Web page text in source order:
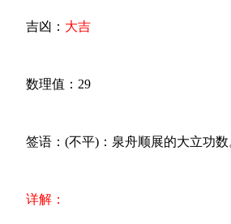
吉凶： 大吉
数理值：29
签语：(不平)：泉舟顺展的大立功数
详解：